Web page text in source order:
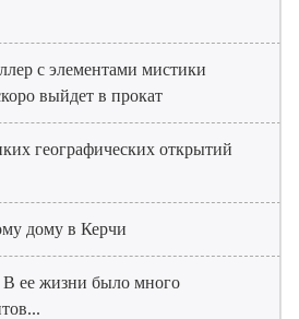
с элементами мистики
выйдет в прокат
географических открытий
дому в Керчи
ее жизни было много